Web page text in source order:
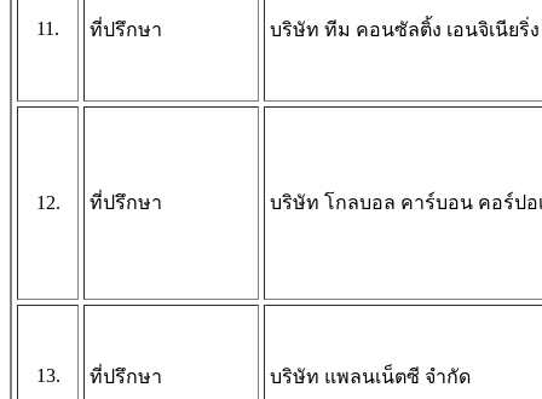
11. ที่ปรึกษา บริษัท ทีม คอนซัลติ้ง เอนจิเนียริ่
12. ที่ปรึกษา บริษัท โกลบอล คาร์บอน คอร์ปอ
13. ที่ปรึกษา บริษัท แพลนเน็ตซี จำกัด